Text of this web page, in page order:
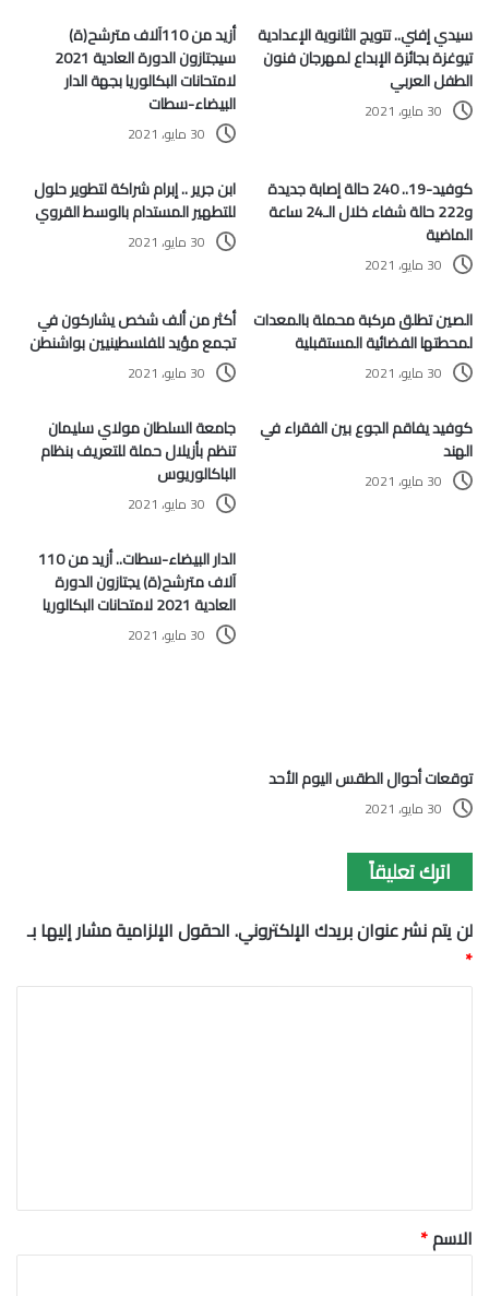
سيدي إفني.. تتويج الثانوية الإعدادية
تيوغزة بجائزة الإبداع لمهرجان فنون
الطفل العربي
30 مايو، 2021
أزيد من 110آلاف مترشح(ة)
سيجتازون الدورة العادية 2021
لامتحانات البكالوريا بجهة الدار
البيضاء-سطات
30 مايو، 2021
كوفيد-19.. 240 حالة إصابة جديدة
و222 حالة شفاء خلال الـ24 ساعة
الماضية
30 مايو، 2021
ابن جرير .. إبرام شراكة لتطوير حلول
للتطهير المستدام بالوسط القروي
30 مايو، 2021
الصين تطلق مركبة محملة بالمعدات
لمحطتها الفضائية المستقبلية
30 مايو، 2021
أكثر من ألف شخص يشاركون في
تجمع مؤيد للفلسطينيين بواشنطن
30 مايو، 2021
كوفيد يفاقم الجوع بين الفقراء في
الهند
30 مايو، 2021
جامعة السلطان مولاي سليمان
تنظم بأزيلال حملة للتعريف بنظام
الباكالوريوس
30 مايو، 2021
الدار البيضاء-سطات.. أزيد من 110
آلاف مترشح(ة) يجتازون الدورة
العادية 2021 لامتحانات البكالوريا
30 مايو، 2021
*
ل
ت
ع
ل
ي
الموقع الإلكتروني